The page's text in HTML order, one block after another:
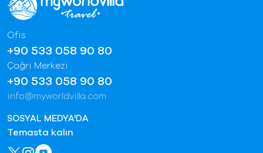
Ofis
+90 533 058 90 80
Çağrı Merkezi
+90 533 058 90 80
info@myworldvilla.com
SOSYAL MEDYA'DA
Temasta kalın